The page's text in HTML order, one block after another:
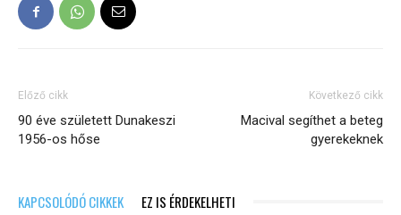
Előző cikk
90 éve született Dunakeszi
1956-os hőse
Következő cikk
Macival segíthet a beteg
gyerekeknek
KAPCSOLÓDÓ CIKKEK EZ IS ÉRDEKELHETI